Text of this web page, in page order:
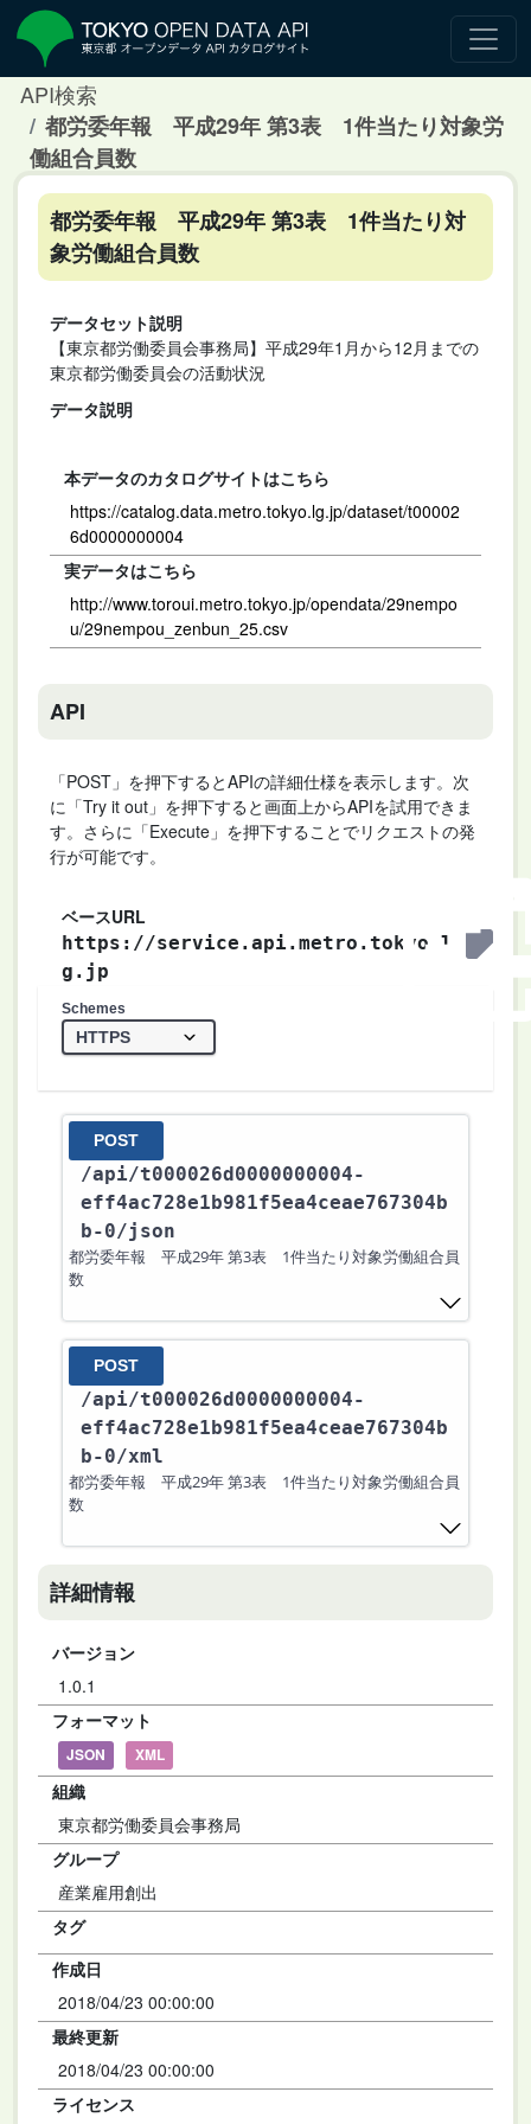
API検索
都労委年報 平成29年 第3表 1件当たり対象労
働組合員数
都労委年報 平成29年 第3表 1件当たり対
象労働組合員数
データセット説明
【東京都労働委員会事務局】平成29年1月から12月までの
東京都労働委員会の活動状況
データ説明
本データのカタログサイトはこちら
https://catalog.data.metro.tokyo.lg.jp/dataset/t00002
6d0000000004
実データはこちら
http://www.toroui.metro.tokyo.jp/opendata/29nempo
u/29nempou_zenbun_25.csv
API
「POST」を押下するとAPIの詳細仕様を表示します。次
に「Try it out」を押下すると画面上からAPIを試用できま
す。さらに「Execute」を押下することでリクエストの発
行が可能です。
ベースURL
https://service.api.metro.tokyo.l
g.jp
Schemes
POST
/api/t000026d0000000004-
eff4ac728e1b981f5ea4ceae767304b
b-0/json
都労委年報 平成29年 第3表 1件当たり対象労働組合員
数
POST
/api/t000026d0000000004-
eff4ac728e1b981f5ea4ceae767304b
b-0/xml
都労委年報 平成29年 第3表 1件当たり対象労働組合員
数
詳細情報
バージョン
1.0.1
フォーマット
JSON XML
組織
東京都労働委員会事務局
グループ
産業雇用創出
タグ
作成日
2018/04/23 00:00:00
最終更新
2018/04/23 00:00:00
ライセンス